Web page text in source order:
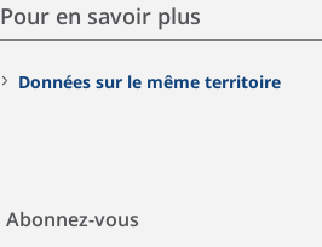
Pour en savoir plus
Données sur le même territoire
Abonnez-vous